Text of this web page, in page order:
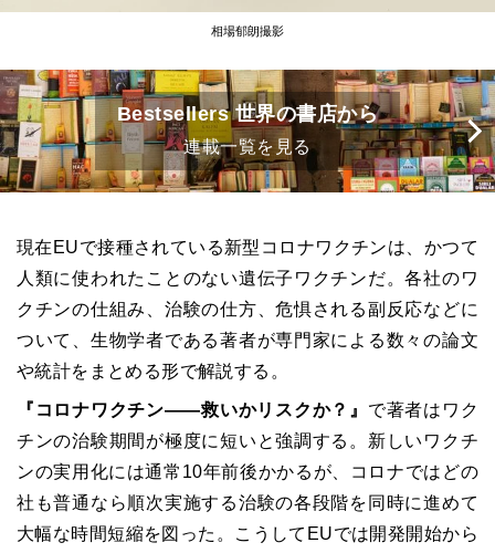
相場郁朗撮影
Bestsellers 世界の書店から
連載一覧を見る
現在EUで接種されている新型コロナワクチンは、かつて
人類に使われたことのない遺伝子ワクチンだ。各社のワ
クチンの仕組み、治験の仕方、危惧される副反応などに
ついて、生物学者である著者が専門家による数々の論文
や統計をまとめる形で解説する。
『コロナワクチン――救いかリスクか？』 で著者はワク
チンの治験期間が極度に短いと強調する。新しいワクチ
ンの実用化には通常10年前後かかるが、コロナではどの
社も普通なら順次実施する治験の各段階を同時に進めて
大幅な時間短縮を図った。こうしてEUでは開発開始から